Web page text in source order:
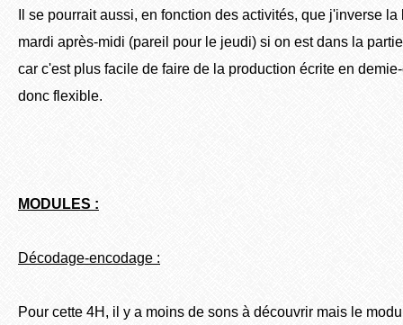
Il se pourrait aussi, en fonction des activités, que j'inverse
mardi après-midi (pareil pour le jeudi) si on est dans la
car c'est plus facile de faire de la production écrite en
donc flexible.
MODULES :
Décodage-encodage :
Pour cette 4H, il y a moins de sons à découvrir mais le